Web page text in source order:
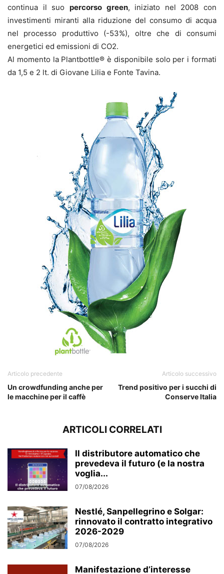
continua il suo percorso green, iniziato nel 2008 con
investimenti miranti alla riduzione del consumo di acqua
nel processo produttivo (-53%), oltre che di consumi
energetici ed emissioni di CO2.
Al momento la Plantbottle® è disponibile solo per i formati
da 1,5 e 2 lt. di Giovane Lilia e Fonte Tavina.
Articolo precedente
Un crowdfunding anche per
le macchine per il caffè
Articolo successivo
Trend positivo per i succhi di
Conserve Italia
ARTICOLI CORRELATI
Il distributore automatico che
prevedeva il futuro (e la nostra
voglia...
07/08/2026
Nestlé, Sanpellegrino e Solgar:
rinnovato il contratto integrativo
2026-2029
07/08/2026
Manifestazione d’interesse